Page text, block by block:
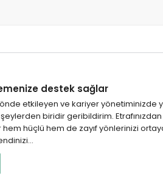
destek sağlar
etkileyen ve kariyer yönetiminizde
biridir geribildirim. Etrafınızdan
hüçlü hem de zayıf yönlerinizi